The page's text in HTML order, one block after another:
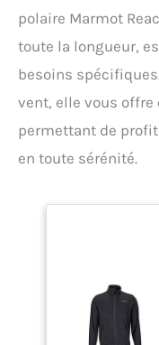
polaire Marmot
toute la longueur,
besoins
vent, elle vous
permettant de
en toute sérénité.